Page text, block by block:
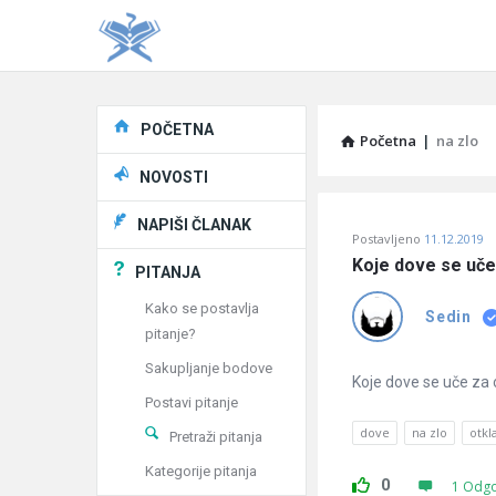
Početna | na zlo
Učene
Latest
Pitanja
Postavljeno 11.12.2019
Koje dove se
Sedin
Koje dove se uče
dove na zlo
0 1
Explore
POČETNA
NOVOSTI
NAPIŠI ČLANAK
PITANJA
Kako se postavlja
pitanje?
Sakupljanje bodove
Postavi pitanje
Pretraži pitanja
Kategorije pitanja